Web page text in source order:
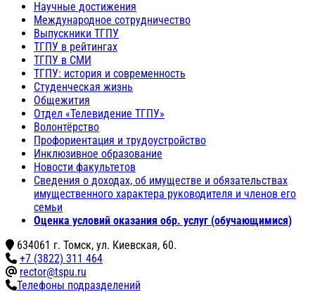
Научные достижения
Международное сотрудничество
Выпускники ТГПУ
ТГПУ в рейтингах
ТГПУ в СМИ
ТГПУ: история и современность
Студенческая жизнь
Общежития
Отдел «Телевидение ТГПУ»
Волонтёрство
Профориентация и трудоустройство
Инклюзивное образование
Новости факультетов
Сведения о доходах, об имуществе и обязательствах
имущественного характера руководителя и членов его
семьи
Оценка условий оказания обр. услуг (обучающимися)
634061 г. Томск, ул. Киевская, 60.
+7 (3822) 311 464
rector@tspu.ru
Телефоны подразделений